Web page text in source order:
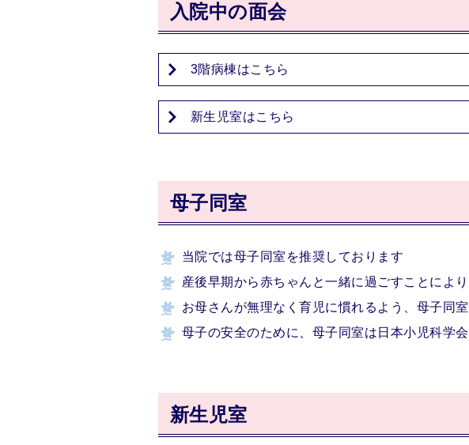
入院中の面会
3階病棟はこちら
新生児室はこちら
母子同室
当院では母子同室を推奨しております
産後早期から赤ちゃんと一緒に過ごすことによ
お母さんが無理なく育児に慣れるよう、母子同
母子の安全のために、母子同室は日本小児科学
新生児室